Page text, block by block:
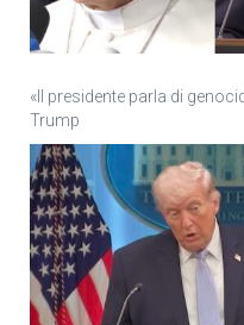
«Il presidente parla di
Trump